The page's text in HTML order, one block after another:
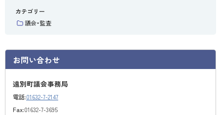
カテゴリー
議会・監査
お問い合わせ
遠別町議会事務局
電話:01632-7-2147
Fax:01632-7-3695